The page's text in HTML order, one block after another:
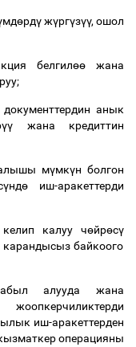
мдөрдүжүргүзүү, ошол
белгилөөжана
анык
үү жана кредиттин
мүмкүн болгон
үндө иш-аракеттерди
калуу чөйрөсү
карандысыз байкоого
алууда жана
иш-аракеттерден
операцияны